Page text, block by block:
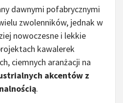
dawnymi pofabrycznymi
zwolenników, jednak w
nowoczesne i lekkie
kawalerek
ciemnych aranżacji na
akcentów z
.